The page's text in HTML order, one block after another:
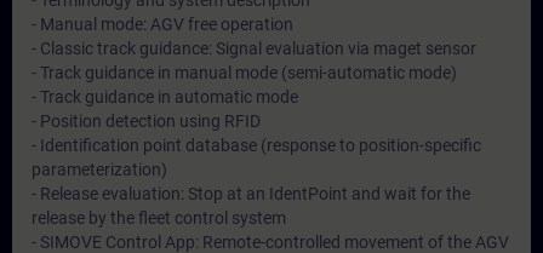
- Manual mode: AGV free operation
- Classic track guidance: Signal evaluation via maget sensor
- Track guidance in manual mode (semi-automatic mode)
- Track guidance in automatic mode
- Position detection using RFID
- Identification point database (response to position-specific
parameterization)
- Release evaluation: Stop at an IdentPoint and wait for the
release by the fleet control system
- SIMOVE Control App: Remote-controlled movement of the AGV